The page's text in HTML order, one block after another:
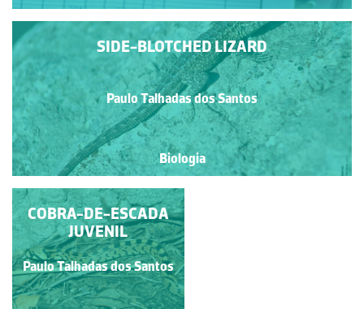
SIDE-BLOTCHED LIZARD
Paulo Talhadas dos Santos
Biologia
LAGARTIXA-DE-
DEDOS-DENTEADOS
Paulo Talhadas dos Santos
COBRA-DE-ESCADA
JUVENIL
Paulo Talhadas dos Santos